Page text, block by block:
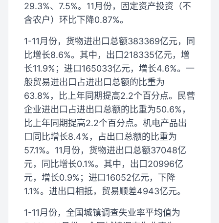
29.3%、7.5%。11月份，固定资产投资（不
含农户）环比下降0.87%。
1-11月份，货物进出口总额383369亿元，同
比增长8.6%。其中，出口218335亿元，增
长11.9%；进口165033亿元，增长4.6%。一
般贸易进出口占进出口总额的比重为
63.8%，比上年同期提高2.2个百分点。民营
企业进出口占进出口总额的比重为50.6%，
比上年同期提高2.2个百分点。机电产品出
口同比增长8.4%，占出口总额的比重为
57.1%。11月份，货物进出口总额37048亿
元，同比增长0.1%。其中，出口20996亿
元，增长0.9%；进口16052亿元，下降
1.1%。进出口相抵，贸易顺差4943亿元。
1-11月份，全国城镇调查失业率平均值为